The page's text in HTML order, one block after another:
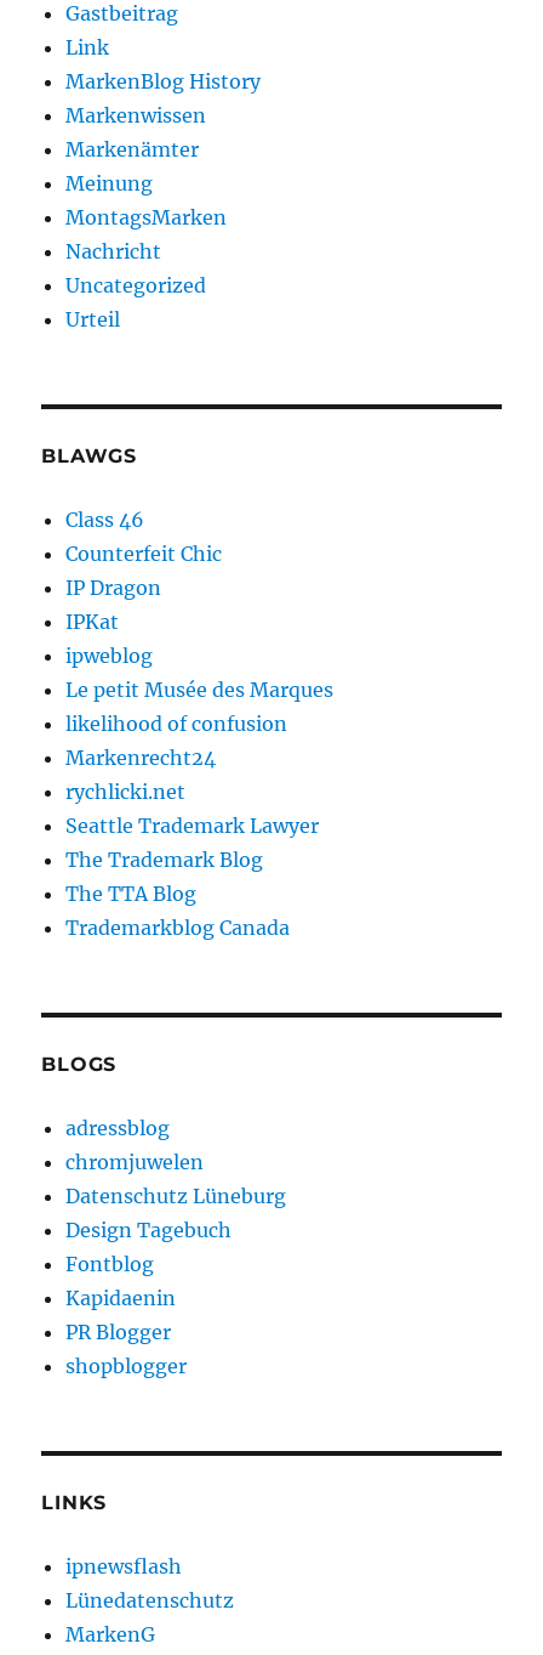
Gastbeitrag
Link
MarkenBlog History
Markenwissen
Markenämter
Meinung
MontagsMarken
Nachricht
Uncategorized
Urteil
BLAWGS
Class 46
Counterfeit Chic
IP Dragon
IPKat
ipweblog
Le petit Musée des Marques
likelihood of confusion
Markenrecht24
rychlicki.net
Seattle Trademark Lawyer
The Trademark Blog
The TTA Blog
Trademarkblog Canada
BLOGS
adressblog
chromjuwelen
Datenschutz Lüneburg
Design Tagebuch
Fontblog
Kapidaenin
PR Blogger
shopblogger
LINKS
ipnewsflash
Lünedatenschutz
MarkenG